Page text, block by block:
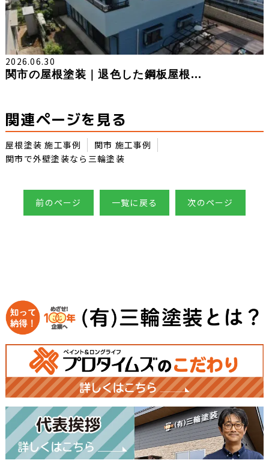
2026.06.30
関市の屋根塗装｜退色した鋼板屋根...
関連ページを見る
屋根塗装 施工事例
関市 施工事例
関市で外壁塗装なら三輪塗装
前のページ 一覧に戻る 次のページ